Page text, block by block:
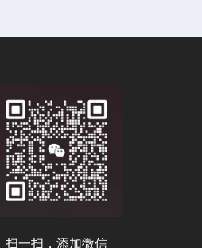
扫一扫，添加微信